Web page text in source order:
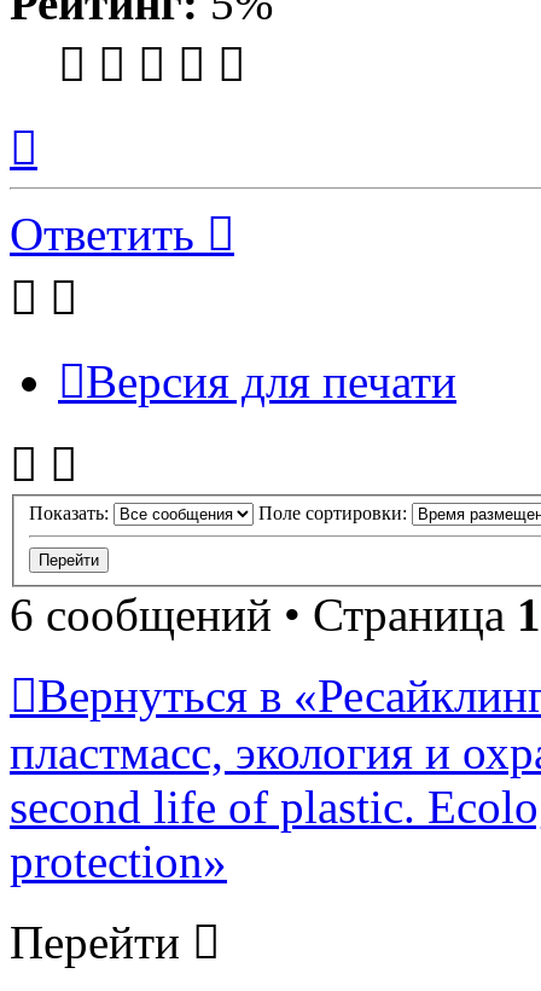
началу
Ответить
Версия для печати
Показать: Поле сортировки:
6 сообщений • Страница 1
Вернуться в
пластмасс, экология и
second life of plastic.
protection»
Перейти